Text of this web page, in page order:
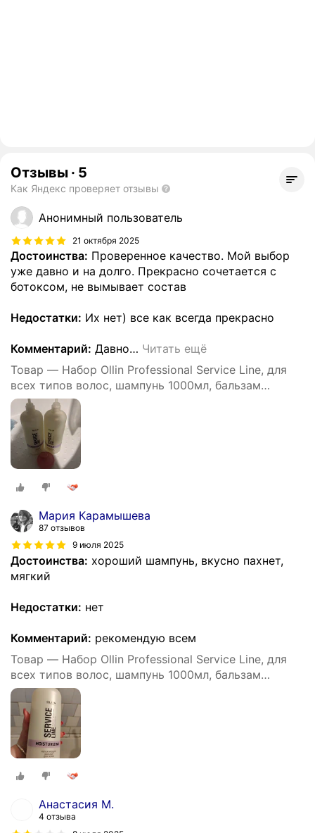
Отзывы · 5
Как Яндекс проверяет отзывы
Анонимный пользователь
21 октября 2025
Достоинства: Проверенное качество. Мой выбор
уже давно и на долго. Прекрасно сочетается с
ботоксом, не вымывает состав
Недостатки: Их нет) все как всегда прекрасно
Комментарий: Давно… Читать ещё
Товар — Набор Ollin Professional Service Line, для
всех типов волос, шампунь 1000мл, бальзам
1000мл
Мария Карамышева
87 отзывов
9 июля 2025
Достоинства: хороший шампунь, вкусно пахнет,
мягкий
Недостатки: нет
Комментарий: рекомендую всем
Товар — Набор Ollin Professional Service Line, для
всех типов волос, шампунь 1000мл, бальзам
1000мл
Анастасия М.
4 отзыва